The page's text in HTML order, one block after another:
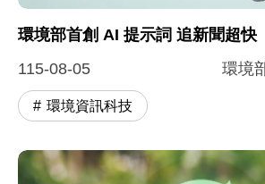
環境部首創 AI 提示詞 追新聞超快
115-08-05
環境
環境資訊科技